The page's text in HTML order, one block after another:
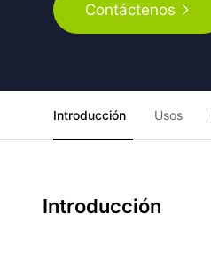
Contáctenos
Introducción Usos
Introducción